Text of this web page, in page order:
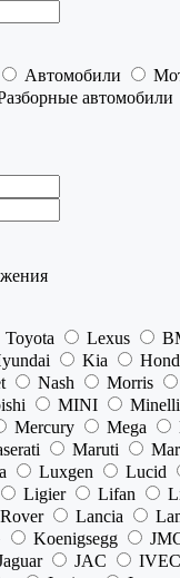
Автомобили
автомобили
Toyota Lexus
Kia
Nash Morris
MINI Minelli
Mercury Mega
Maruti
Luxgen Lucid
Ligier Lifan
Lancia
Koenigsegg
JAC